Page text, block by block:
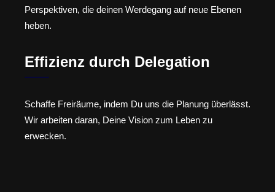
Perspektiven, die deinen Werdegang auf neue Ebenen
heben.
Effizienz durch Delegation
Schaffe Freiräume, indem Du uns die Planung überlässt.
Wir arbeiten daran, Deine Vision zum Leben zu
erwecken.